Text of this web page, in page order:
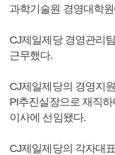
과학기술원 경영대학
CJ제일제당 경영관리
근무했다.
CJ제일제당의 경영지
PI추진실장으로 재직
이사에 선임됐다.
CJ제일제당의 각자대